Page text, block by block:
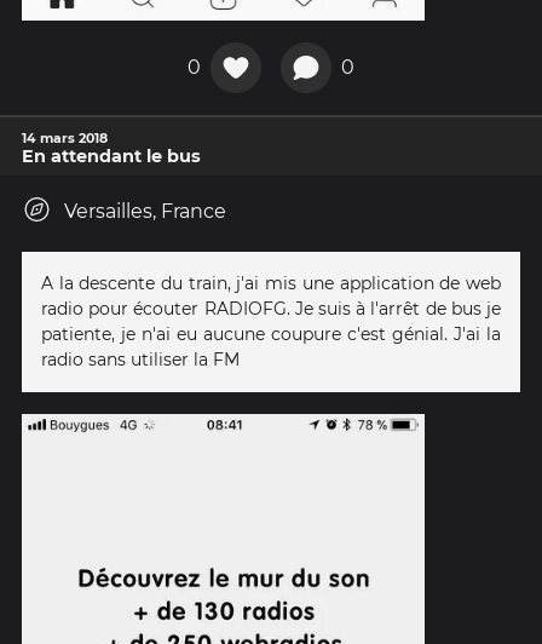
0 0
14 mars 2018
En attendant le bus
Versailles, France
A la descente du train, j'ai mis une application de web
radio pour écouter RADIOFG. Je suis à l'arrêt de bus je
patiente, je n'ai eu aucune coupure c'est génial. J'ai la
radio sans utiliser la FM